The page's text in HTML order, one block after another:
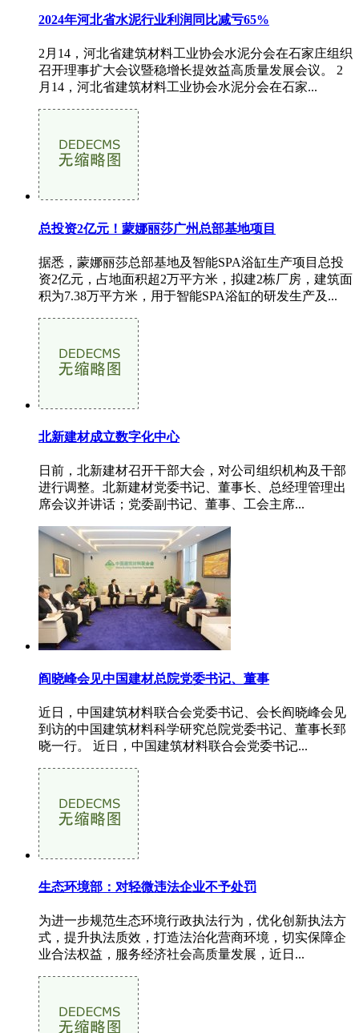
2024年河北省水泥行业利润同比减亏65%
2月14，河北省建筑材料工业协会水泥分会在石家庄组织
召开理事扩大会议暨稳增长提效益高质量发展会议。 2
月14，河北省建筑材料工业协会水泥分会在石家...
总投资2亿元！蒙娜丽莎广州总部基地项目
据悉，蒙娜丽莎总部基地及智能SPA浴缸生产项目总投
资2亿元，占地面积超2万平方米，拟建2栋厂房，建筑面
积为7.38万平方米，用于智能SPA浴缸的研发生产及...
北新建材成立数字化中心
日前，北新建材召开干部大会，对公司组织机构及干部
进行调整。北新建材党委书记、董事长、总经理管理出
席会议并讲话；党委副书记、董事、工会主席...
阎晓峰会见中国建材总院党委书记、董事
近日，中国建筑材料联合会党委书记、会长阎晓峰会见
到访的中国建筑材料科学研究总院党委书记、董事长郅
晓一行。 近日，中国建筑材料联合会党委书记...
生态环境部：对轻微违法企业不予处罚
为进一步规范生态环境行政执法行为，优化创新执法方
式，提升执法质效，打造法治化营商环境，切实保障企
业合法权益，服务经济社会高质量发展，近日...